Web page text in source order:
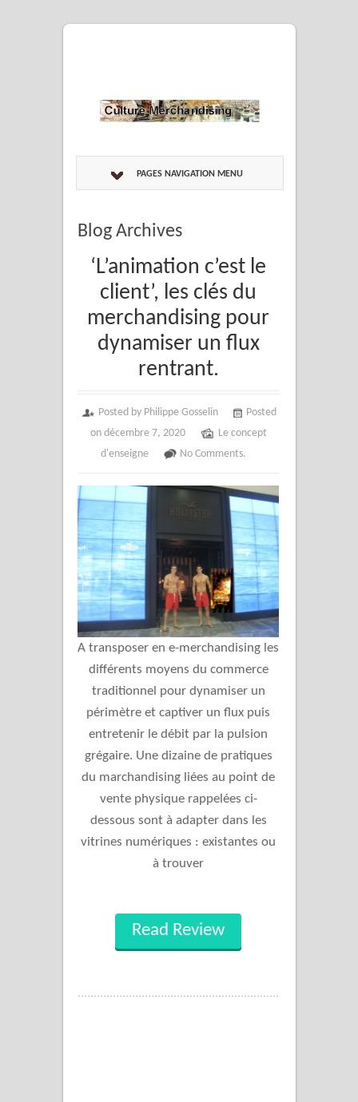
PAGES NAVIGATION MENU
Blog Archives
‘L’animation c’est le
client’, les clés du
merchandising pour
dynamiser un flux
rentrant.
Posted by Philippe Gosselin
Posted
on décembre 7, 2020
Le concept
d'enseigne
No Comments.
A transposer en e-merchandising les
différents moyens du commerce
traditionnel pour dynamiser un
périmètre et captiver un flux puis
entretenir le débit par la pulsion
grégaire. Une dizaine de pratiques
du marchandising liées au point de
vente physique rappelées ci-
dessous sont à adapter dans les
vitrines numériques : existantes ou
à trouver
Read Review